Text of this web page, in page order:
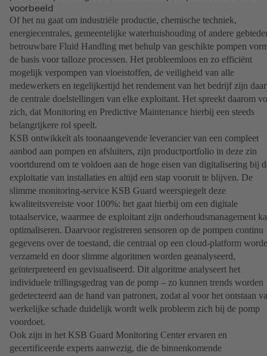
voorbeeld
Of het nu gaat om industriële productie, chemische techniek,
energiecentrales, gemeentelijke waterhuishouding of andere
betrouwbare Fluid Handling met behulp van geschikte pompen
de basis voor talloze processen. Het probleemloos en zo efficiënt
mogelijk verpompen van vloeistoffen, de veiligheid van alle
medewerkers en tegelijkertijd het rendement van het bedrijf zijn
de centrale doelstellingen van elke exploitant. Het spreekt daarom
zich, dat Monitoring en Predictive Maintenance hierbij een steeds
belangrijkere rol speelt.
KSB ontwikkelt als toonaangevende leverancier van een compleet
aanbod aan pompen en afsluiters, zijn productportfolio in deze zin
voortdurend om te voldoen aan de hoge eisen van digitalisering bij
exploitatie van installaties en altijd een stap vooruit te blijven. De
slimme monitoring-service KSB Guard weerspiegelt deze
kwaliteitsvereiste voor 100%: het gaat hierbij om een digitale
totaalservice, waarmee de exploitant zijn onderhoudsmanagement
optimaliseren. Daarvoor registreren sensoren op de pompen continu
gegevens over de toestand, die centraal op een cloud-platform
verzameld en door slimme algoritmen worden geanalyseerd,
geïnterpreteerd en gevisualiseerd. Dit algoritme analyseert het
individuele trillingsgedrag van de pomp – zo kunnen trends worden
gedetecteerd aan de hand van patronen, zodat al voor het ontstaan
werkelijke schade duidelijk wordt welk probleem zich bij de pomp
voordoet.
Ook zijn in het KSB Guard Monitoring Center ervaren en
gecertificeerde experts aanwezig, die de binnenkomende